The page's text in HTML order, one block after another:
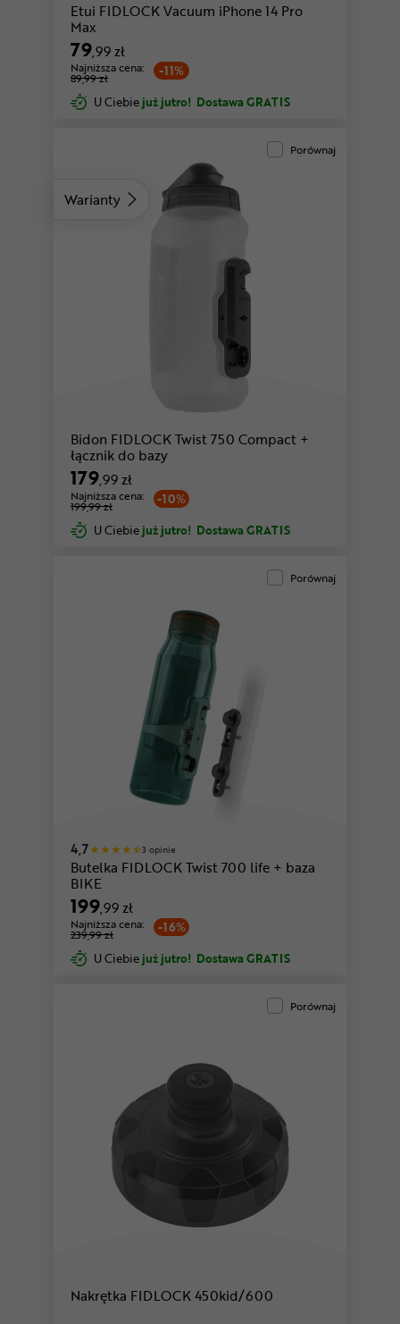
Etui FIDLOCK Vacuum iPhone 14 Pro
Max
79,99 zł
-11%
Najniższa cena:
89,99 zł
U Ciebie już jutro! Dostawa GRATIS
Warianty
Porównaj
Bidon FIDLOCK Twist 750 Compact +
łącznik do bazy
179,99 zł
-10%
Najniższa cena:
199,99 zł
U Ciebie już jutro! Dostawa GRATIS
Porównaj
4,7 3 opinie
Butelka FIDLOCK Twist 700 life + baza
BIKE
199,99 zł
-16%
Najniższa cena:
239,99 zł
U Ciebie już jutro! Dostawa GRATIS
Porównaj
Nakrętka FIDLOCK 450kid/600